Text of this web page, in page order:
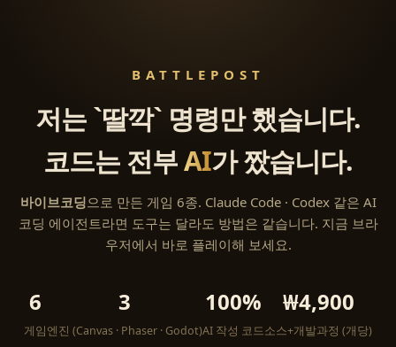
BATTLEPOST
저는 `딸깍` 명령만 했습니다.
코드는 전부AI가 짰습니다.
바이브코딩으로 만든 게임 6종. Claude Code · Codex 같은 AI
코딩 에이전트라면 도구는 달라도 방법은 같습니다. 지금 브라
우저에서 바로 플레이해 보세요.
6
게임
3
엔진 (Canvas · Phaser · Godot)
100%
AI 작성 코드
₩4,900
소스+개발과정 (개당)